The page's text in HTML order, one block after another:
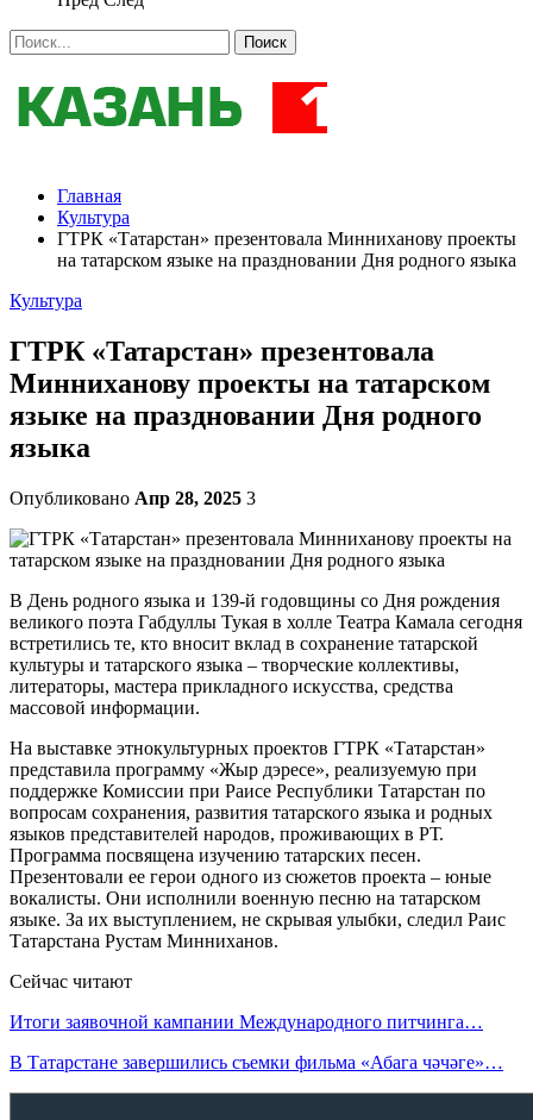
Главная
Культура
ГТРК «Татарстан» презентовала Минниханову проекты
на татарском языке на праздновании Дня родного языка
Культура
ГТРК «Татарстан» презентовала
Минниханову проекты на татарском
языке на праздновании Дня родного
языка
Опубликовано Апр 28, 2025 3
В День родного языка и 139-й годовщины со Дня рождения
великого поэта Габдуллы Тукая в холле Театра Камала сегодня
встретились те, кто вносит вклад в сохранение татарской
культуры и татарского языка – творческие коллективы,
литераторы, мастера прикладного искусства, средства
массовой информации.
На выставке этнокультурных проектов ГТРК «Татарстан»
представила программу «Жыр дэресе», реализуемую при
поддержке Комиссии при Раисе Республики Татарстан по
вопросам сохранения, развития татарского языка и родных
языков представителей народов, проживающих в РТ.
Программа посвящена изучению татарских песен.
Презентовали ее герои одного из сюжетов проекта – юные
вокалисты. Они исполнили военную песню на татарском
языке. За их выступлением, не скрывая улыбки, следил Раис
Татарстана Рустам Минниханов.
Сейчас читают
Итоги заявочной кампании Международного питчинга…
В Татарстане завершились съемки фильма «Абага чәчәге»…